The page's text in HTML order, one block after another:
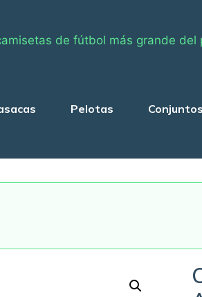
de fútbol más grande del
Pelotas Conjuntos